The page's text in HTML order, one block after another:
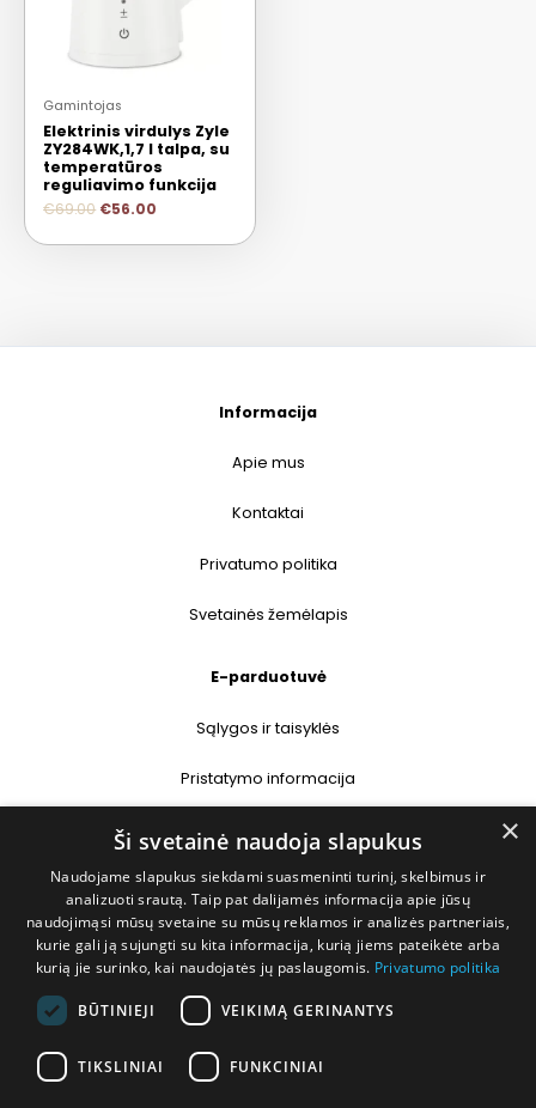
Gamintojas
Elektrinis virdulys Zyle
ZY284WK,1,7 l talpa, su
temperatūros
reguliavimo funkcija
€69.00 €56.00
Informacija
Apie mus
Kontaktai
Privatumo politika
Svetainės žemėlapis
E-parduotuvė
Sąlygos ir taisyklės
Pristatymo informacija
Prekių grąžinimas
Kontaktai
+370 677 31358
×
Ši svetainė naudoja slapukus
Naudojame slapukus siekdami suasmeninti turinį, skelbimus ir
analizuoti srautą. Taip pat dalijamės informacija apie jūsų
naudojimąsi mūsų svetaine su mūsų reklamos ir analizės partneriais,
kurie gali ją sujungti su kita informacija, kurią jiems pateikėte arba
kurią jie surinko, kai naudojatės jų paslaugomis. Privatumo politika
BŪTINIEJI VEIKIMĄ GERINANTYS
TIKSLINIAI FUNKCINIAI